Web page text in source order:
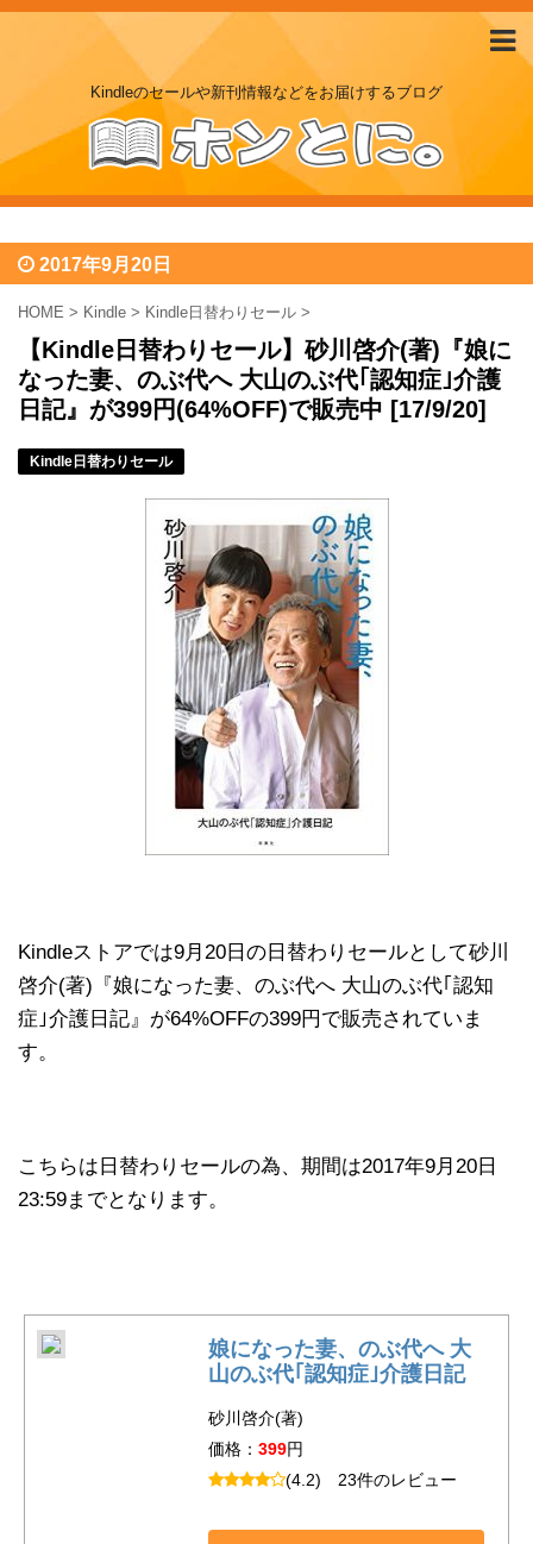
Kindleのセールや新刊情報などをお届けするブログ
2017年9月20日
HOME > Kindle > Kindle日替わりセール >
【Kindle日替わりセール】砂川啓介(著)『娘に
なった妻、のぶ代へ 大山のぶ代｢認知症｣介護
日記』が399円(64%OFF)で販売中 [17/9/20]
Kindle日替わりセール
Kindleストアでは9月20日の日替わりセールとして砂川
啓介(著)『娘になった妻、のぶ代へ 大山のぶ代｢認知
症｣介護日記』が64%OFFの399円で販売されていま
す。
こちらは日替わりセールの為、期間は2017年9月20日
23:59までとなります。
娘になった妻、のぶ代へ 大
山のぶ代｢認知症｣介護日記
砂川啓介(著)
価格： 399円
(4.2) 23件のレビュー